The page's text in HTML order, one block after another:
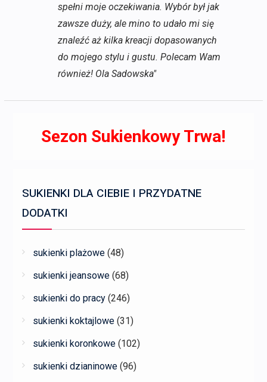
spełni moje oczekiwania. Wybór był jak
zawsze duży, ale mino to udało mi się
znaleźć aż kilka kreacji dopasowanych
do mojego stylu i gustu. Polecam Wam
również! Ola Sadowska"
Sezon Sukienkowy Trwa!
SUKIENKI DLA CIEBIE I PRZYDATNE
DODATKI
sukienki plażowe (48)
sukienki jeansowe (68)
sukienki do pracy (246)
sukienki koktajlowe (31)
sukienki koronkowe (102)
sukienki dzianinowe (96)